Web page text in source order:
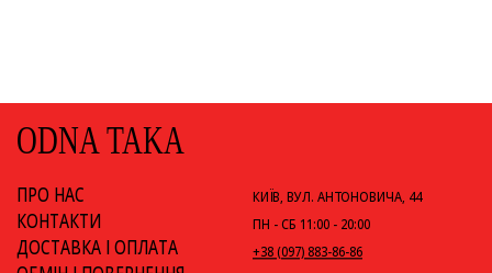
ODNA TAKA
ПРО НАС
КОНТАКТИ
ДОСТАВКА І ОПЛАТА
КИЇВ, ВУЛ. АНТОНОВИЧА, 44
ПН - СБ 11:00 - 20:00
+38 (097) 883-86-86